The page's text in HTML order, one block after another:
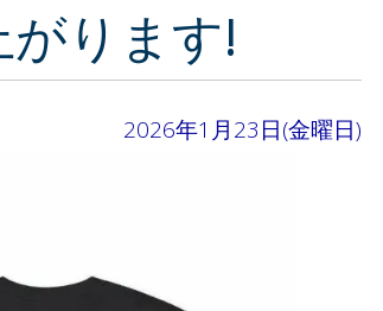
ります!
2026年1月23日(金曜日)